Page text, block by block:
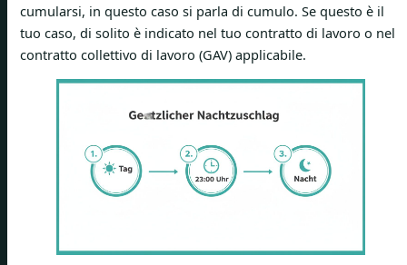
cumularsi, in questo caso si parla di cumulo. Se questo è il
tuo caso, di solito è indicato nel tuo contratto di lavoro o nel
contratto collettivo di lavoro (GAV) applicabile.